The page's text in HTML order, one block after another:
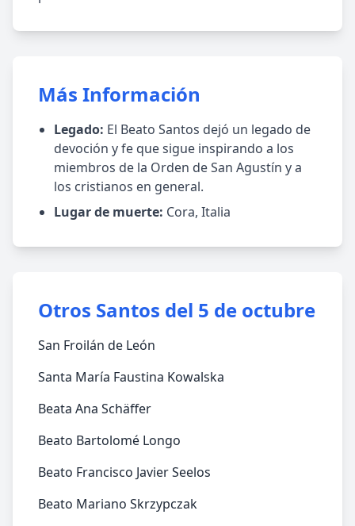
Más Información
Legado: El Beato Santos dejó un legado de
devoción y fe que sigue inspirando a los
miembros de la Orden de San Agustín y a
los cristianos en general.
Lugar de muerte: Cora, Italia
Otros Santos del 5 de octubre
San Froilán de León
Santa María Faustina Kowalska
Beata Ana Schäffer
Beato Bartolomé Longo
Beato Francisco Javier Seelos
Beato Mariano Skrzypczak